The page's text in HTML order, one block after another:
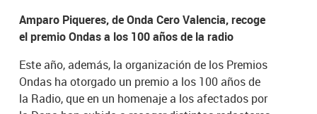
Amparo Piqueres, de Onda Cero Valencia, recoge
el premio Ondas a los 100 años de la radio
Este año, además, la organización de los Premios
Ondas ha otorgado un premio a los 100 años de
la Radio, que en un homenaje a los afectados por